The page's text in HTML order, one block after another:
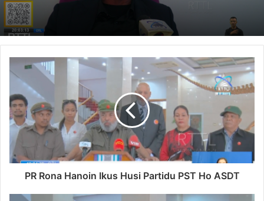
PR Rona Hanoin Ikus Husi Partidu PST Ho ASDT